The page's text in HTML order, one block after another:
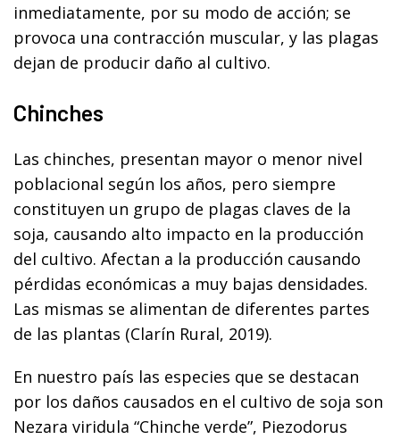
inmediatamente, por su modo de acción; se
provoca una contracción muscular, y las plagas
dejan de producir daño al cultivo.
Chinches
Las chinches, presentan mayor o menor nivel
poblacional según los años, pero siempre
constituyen un grupo de plagas claves de la
soja, causando alto impacto en la producción
del cultivo. Afectan a la producción causando
pérdidas económicas a muy bajas densidades.
Las mismas se alimentan de diferentes partes
de las plantas (Clarín Rural, 2019).
En nuestro país las especies que se destacan
por los daños causados en el cultivo de soja son
Nezara viridula “Chinche verde”, Piezodorus